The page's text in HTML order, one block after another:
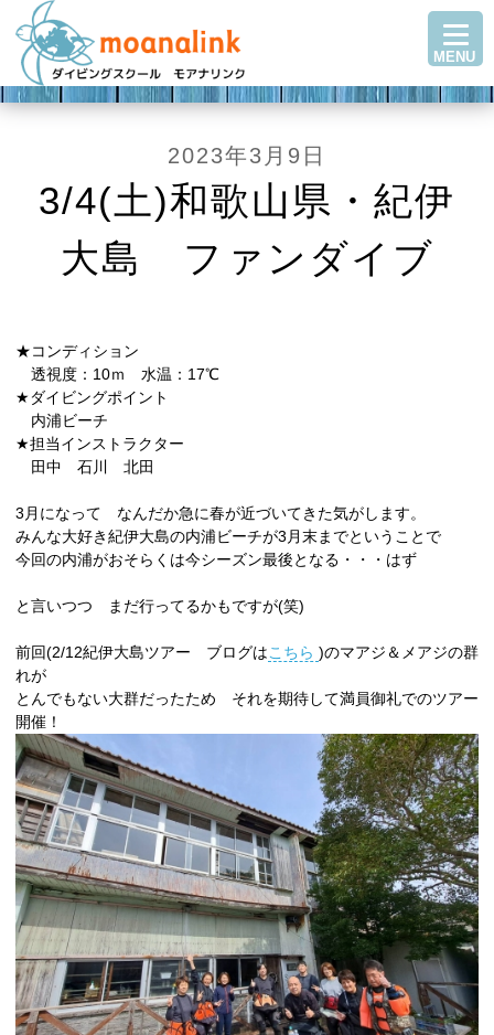
TOP
ステップアップ
ショップ紹介
ツアースケジュール
ダイビングブログ
Q＆A・お客様の声
MENU
2023年3月9日
3/4(土)和歌山県・紀伊
大島 ファンダイブ
★コンディション
透視度：10ｍ 水温：17℃
★ダイビングポイント
内浦ビーチ
★担当インストラクター
田中 石川 北田
3月になって なんだか急に春が近づいてきた気がします。
みんな大好き紀伊大島の内浦ビーチが3月末までということで
今回の内浦がおそらくは今シーズン最後となる・・・はず
と言いつつ まだ行ってるかもですが(笑)
前回(2/12紀伊大島ツアー ブログはこちら )のマアジ＆メアジの群
れが
とんでもない大群だったため それを期待して満員御礼でのツアー
開催！